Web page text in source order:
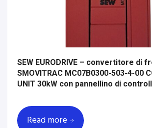
SEW EURODRIVE – convertitore di
SMOVITRAC MC07B0300-503-4-00
UNIT 30kW con pannellino di
Read more